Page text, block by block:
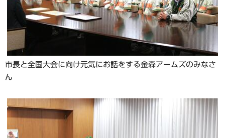
市長と全国大会に向け元気にお話をする金森アームズのみなさ
ん